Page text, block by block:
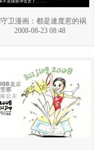
卫漫画：都是速度惹的祸
2008-08-23 08:48